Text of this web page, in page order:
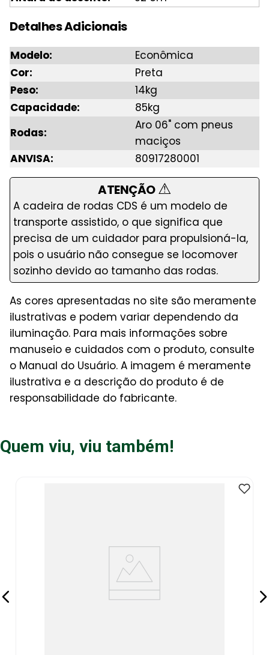
Detalhes Adicionais
Modelo:
Econômica
Cor:
Preta
Peso:
14kg
Capacidade:
85kg
Rodas:
Aro 06" com pneus
maciços
ANVISA:
80917280001
ATENÇÃO⚠
A cadeira de rodas CDS é um modelo de
transporte assistido, o que significa que
precisa de um cuidador para propulsioná-la,
pois o usuário não consegue se locomover
sozinho devido ao tamanho das rodas.
As cores apresentadas no site são meramente
ilustrativas e podem variar dependendo da
iluminação. Para mais informações sobre
manuseio e cuidados com o produto, consulte
o Manual do Usuário. A imagem é meramente
ilustrativa e a descrição do produto é de
responsabilidade do fabricante.
Quem viu, viu também!